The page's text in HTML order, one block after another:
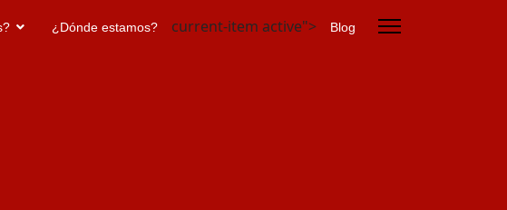
¿Dónde estamos? current-item active"> Blog